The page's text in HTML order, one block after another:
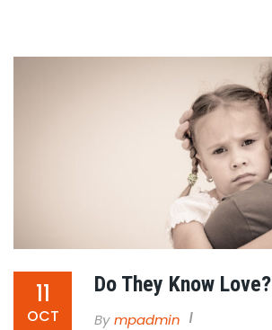
11
OCT
Do They Know Love?
By Mpadmin